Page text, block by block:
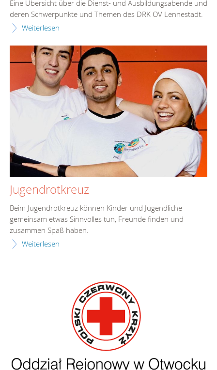
Eine Übersicht über die Dienst- und Ausbildungsabende und
deren Schwerpunkte und Themen des DRK OV Lennestadt.
Weiterlesen
Jugendrotkreuz
Beim Jugendrotkreuz können Kinder und Jugendliche
gemeinsam etwas Sinnvolles tun, Freunde finden und
zusammen Spaß haben.
Weiterlesen